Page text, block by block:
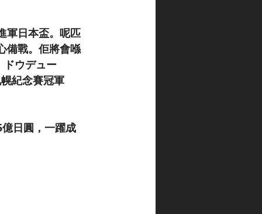
軍日本盃。呢匹
備戰。佢將會喺
ドウデュー
紀念賽冠軍
日圓，一躍成